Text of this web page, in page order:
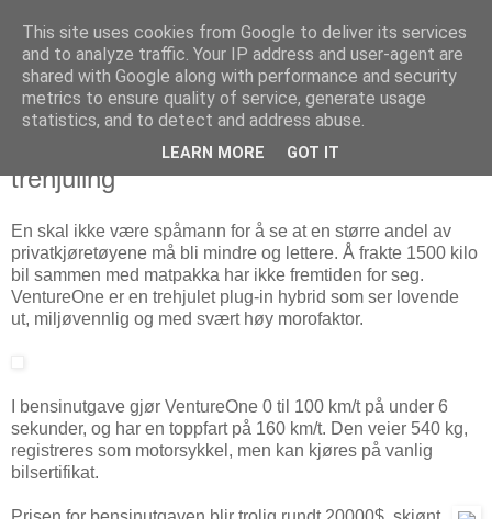
Arkitektur & Miljøteknologi
24 juli 2008
VentureOne - grensesprengende
trehjuling
En skal ikke være spåmann for å se at en større andel av
privatkjøretøyene må bli mindre og lettere. Å frakte 1500 kilo
bil sammen med matpakka har ikke fremtiden for seg.
VentureOne er en trehjulet plug-in hybrid som ser lovende
ut, miljøvennlig og med svært høy morofaktor.
I bensinutgave gjør VentureOne 0 til 100 km/t på under 6
sekunder, og har en toppfart på 160 km/t. Den veier 540 kg,
registreres som motorsykkel, men kan kjøres på vanlig
bilsertifikat.
This site uses cookies from Google to deliver its services
and to analyze traffic. Your IP address and user-agent are
shared with Google along with performance and security
metrics to ensure quality of service, generate usage
statistics, and to detect and address abuse.
LEARN MORE GOT IT